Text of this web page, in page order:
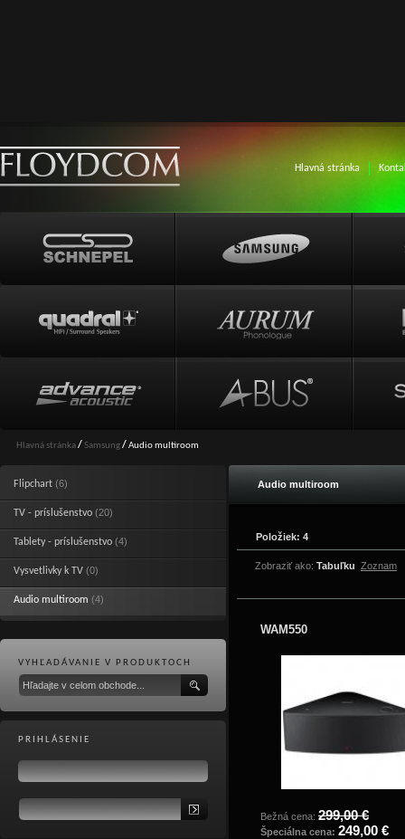
Hlavná stránka
Hlavná stránka/ Samsung/ Audio multiroom
Flipchart (6)
TV - príslušenstvo (20)
Tablety - príslušenstvo (4)
Vysvetlivky k TV (0)
Audio multiroom (4)
VYHĽADÁVANIE V PRODUKTOCH
PRIHLÁSENIE
Audio multiroom
Položiek: 4
Zobraziť ako: Tabuľku Zoznam
WAM550
Bežná cena: 299,00 €
Špeciálna cena: 249,00 €